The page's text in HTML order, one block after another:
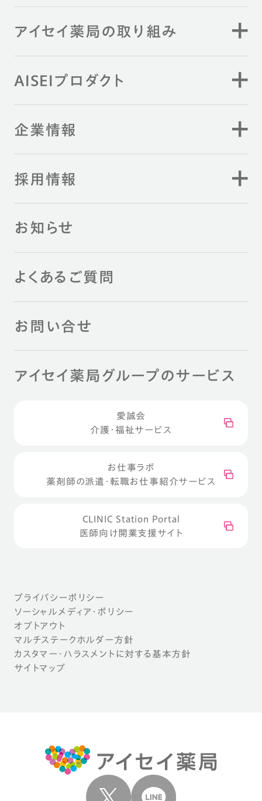
アイセイ薬局の取り組み
AISEIプロダクト
企業情報
採用情報
お知らせ
よくあるご質問
お問い合せ
アイセイ薬局グループのサービス
愛誠会
介護・福祉サービス
お仕事ラボ
薬剤師の派遣・転職お仕事紹介サービス
CLINIC Station Portal
医師向け開業支援サイト
プライバシーポリシー
ソーシャルメディア・ポリシー
オプトアウト
マルチステークホルダー方針
カスタマー・ハラスメントに対する基本方針
サイトマップ